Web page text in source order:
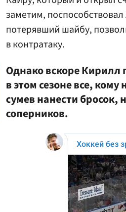
заметим,
потерявший шайбу,
в контратаку.
Однако вскоре Кирилл
в этом сезоне все,
сумев нанести бросок,
соперников.